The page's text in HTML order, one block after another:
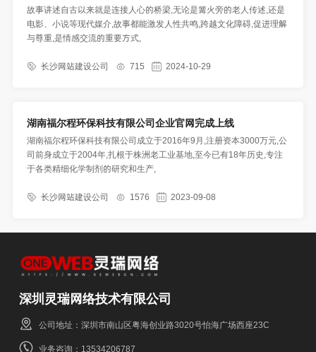
故事讲述自古以来就是连接人心的桥梁,无论是篝火旁的老人传述,还是
电影、小说等现代媒介,故事都能激发人性共鸣,跨越文化障碍,促进理解
与尊重,是情感交流的重要方式,
长沙网站建设公司 715 2024-10-29
湖南福尔程环保科技有限公司企业官网完成上线
湖南福尔程环保科技有限公司成立于2016年9月,注册资本3000万元,公
司前身成立于2004年,扎根于株洲老工业基地,至今已有18年历史,专注
于各类精细化学制剂的研究和生产,
长沙网站建设公司 1576 2023-09-08
深圳灵瑞网络技术有限公司
公司地址：深圳市南山区粤海创业路3020号怡海广场西座23C
业务咨询：13534206787